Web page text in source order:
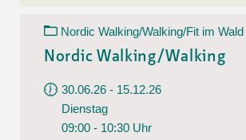
Nordic Walking/Walking/Fit im
Nordic Walking/Walking
30.06.26 - 15.12.26
Dienstag
09:00 - 10:30 Uhr